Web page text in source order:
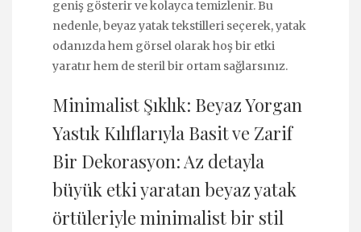
geniş gösterir ve kolayca temizlenir. Bu
nedenle, beyaz yatak tekstilleri seçerek, yatak
odanızda hem görsel olarak hoş bir etki
yaratır hem de steril bir ortam sağlarsınız.
Minimalist Şıklık: Beyaz Yorgan
Yastık Kılıflarıyla Basit ve Zarif
Bir Dekorasyon: Az detayla
büyük etki yaratan beyaz yatak
örtüleriyle minimalist bir stil